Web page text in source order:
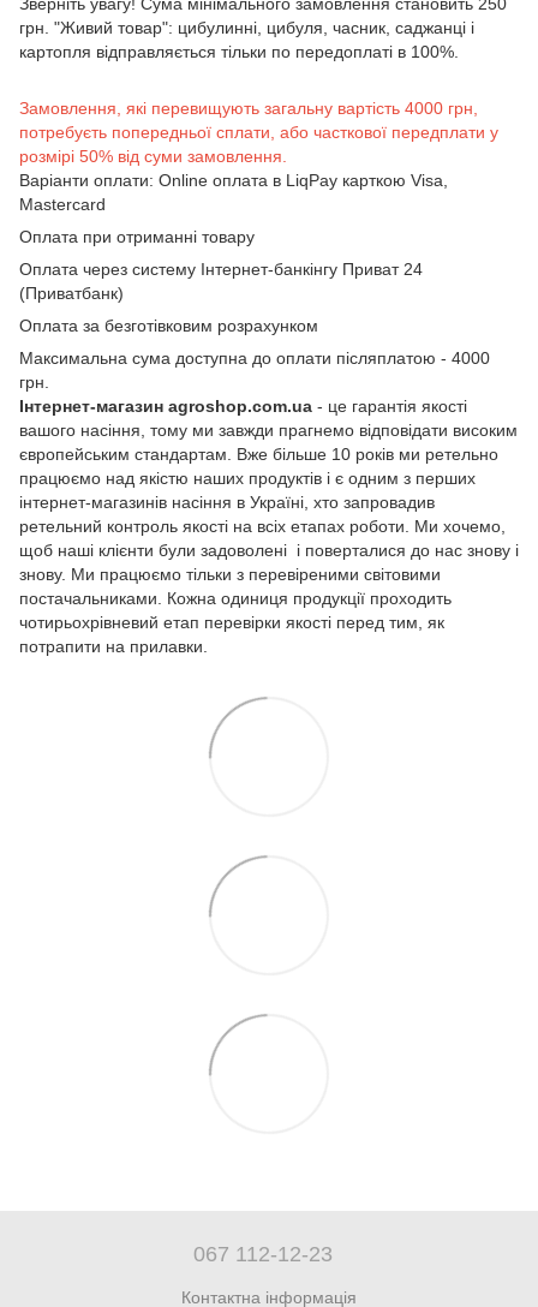
грн. "Живий товар": цибулинні, цибуля, часник, саджанці і
картопля відправляється тільки по передоплаті в 100%.
Замовлення, які перевищують загальну вартість 4000 грн,
потребуєть попередньої сплати, або часткової передплати у
розмірі 50% від суми замовлення.
Варіанти оплати: Online оплата в LiqPay карткою Visa,
Mastercard
Оплата при отриманні товару
Оплата через систему Інтернет-банкінгу Приват 24
(Приватбанк)
Оплата за безготівковим розрахунком
Максимальна сума доступна до оплати післяплатою - 4000
грн.
Інтернет-магазин agroshop.com.ua - це гарантія якості
вашого насіння, тому ми завжди прагнемо відповідати високим
європейським стандартам. Вже більше 10 років ми ретельно
працюємо над якістю наших продуктів і є одним з перших
інтернет-магазинів насіння в Україні, хто запровадив
ретельний контроль якості на всіх етапах роботи. Ми хочемо,
щоб наші клієнти були задоволені і поверталися до нас знову і
знову. Ми працюємо тільки з перевіреними світовими
постачальниками. Кожна одиниця продукції проходить
чотирьохрівневий етап перевірки якості перед тим, як
потрапити на прилавки.
067 112-12-23
Контактна інформація